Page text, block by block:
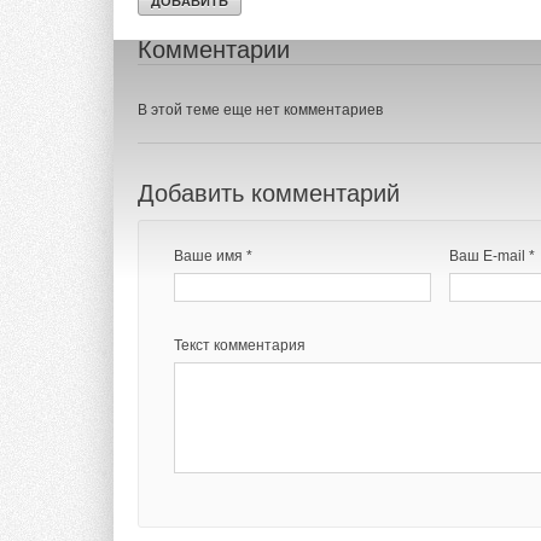
Комментарии
В этой теме еще нет комментариев
Добавить комментарий
Ваше имя * Ваш E-mail *
Текст комментария
Также в 2021 году
расширения
рынках также к 2050